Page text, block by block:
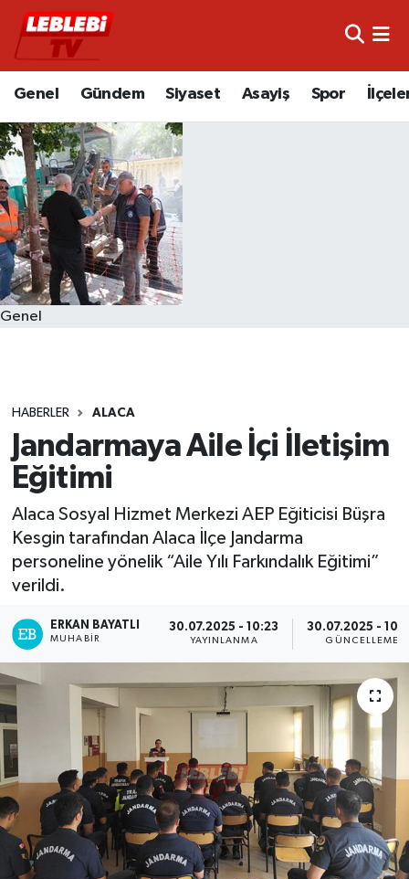
Genel Gündem Siyaset Asayiş Spor
Genel
HABERLER ALACA
Jandarmaya Aile İçi İletişim
Eğitimi
Alaca Sosyal Hizmet Merkezi AEP Eğiticisi Büşra
Kesgin tarafından Alaca İlçe Jandarma
personeline yönelik “Aile Yılı Farkındalık Eğitimi”
verildi.
ERKAN BAYATLI
MUHABIR
30.07.2025 - 10:23
YAYINLANMA
30.07.2025 -
GÜNCELLEME
Hava Durumu
Trafik Durumu
Süper Lig Puan Durumu ve Fikstür
Tüm Manşetler
Son Dakika Haberleri